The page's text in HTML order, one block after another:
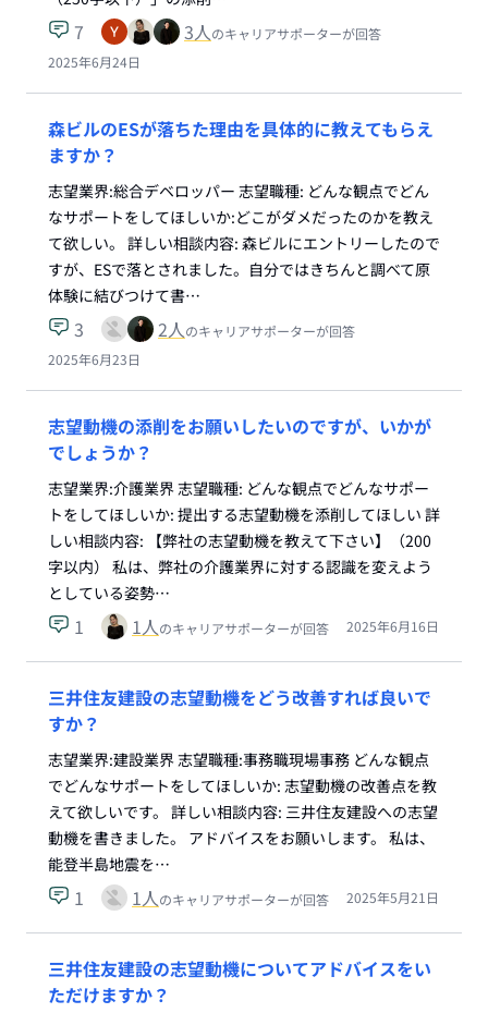
7 3人のキャリアサポーターが回答
2025年6月24日
森ビルのESが落ちた理由を具体的に教えてもらえ
ますか？
志望業界:総合デベロッパー 志望職種: どんな観点でどん
なサポートをしてほしいか:どこがダメだったのかを教え
て欲しい。 詳しい相談内容: 森ビルにエントリーしたので
すが、ESで落とされました。自分ではきちんと調べて原
体験に結びつけて書…
3 2人のキャリアサポーターが回答
2025年6月23日
志望動機の添削をお願いしたいのですが、いかが
でしょうか？
志望業界:介護業界 志望職種: どんな観点でどんなサポー
トをしてほしいか: 提出する志望動機を添削してほしい 詳
しい相談内容: 【弊社の志望動機を教えて下さい】（200
字以内） 私は、弊社の介護業界に対する認識を変えよう
としている姿勢…
1 1人のキャリアサポーターが回答 2025年6月16日
三井住友建設の志望動機をどう改善すれば良いで
すか？
志望業界:建設業界 志望職種:事務職現場事務 どんな観点
でどんなサポートをしてほしいか: 志望動機の改善点を教
えて欲しいです。 詳しい相談内容: 三井住友建設への志望
動機を書きました。 アドバイスをお願いします。 私は、
能登半島地震を…
1 1人のキャリアサポーターが回答 2025年5月21日
三井住友建設の志望動機についてアドバイスをい
ただけますか？